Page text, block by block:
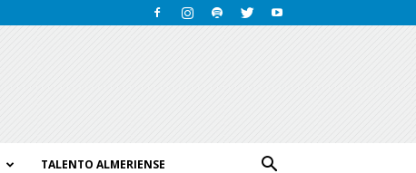
TALENTO ALMERIENSE